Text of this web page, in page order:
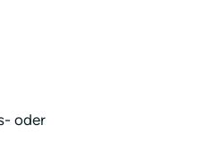
oder